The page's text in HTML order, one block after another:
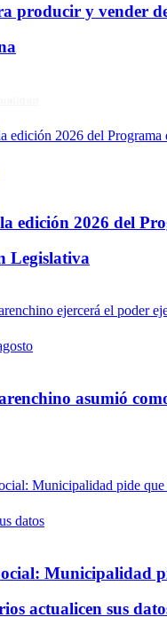
producir y vender
edición 2026 del
Legislativa
asumió
Municipalidad
actualicen sus